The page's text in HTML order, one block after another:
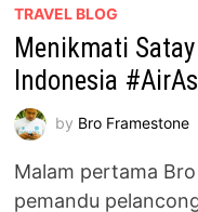
INDONESIA
TRAVEL BLOG
Menikmati
Indonesia
by Bro Framestone
Malam pertama
pemandu